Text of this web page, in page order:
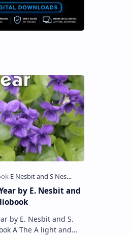
by E. Nesbit and
by E. Nesbit and S.
and